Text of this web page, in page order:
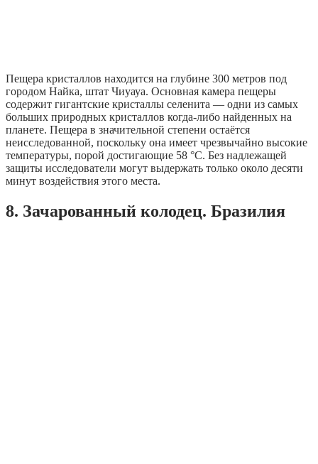
Пещера кристаллов находится на глубине 300 метров под
городом Найка, штат Чиуауа. Основная камера пещеры
содержит гигантские кристаллы селенита — одни из самых
больших природных кристаллов когда-либо найденных на
планете. Пещера в значительной степени остаётся
неисследованной, поскольку она имеет чрезвычайно высокие
температуры, порой достигающие 58 °C. Без надлежащей
защиты исследователи могут выдержать только около десяти
минут воздействия этого места.
8. Зачарованный колодец. Бразилия